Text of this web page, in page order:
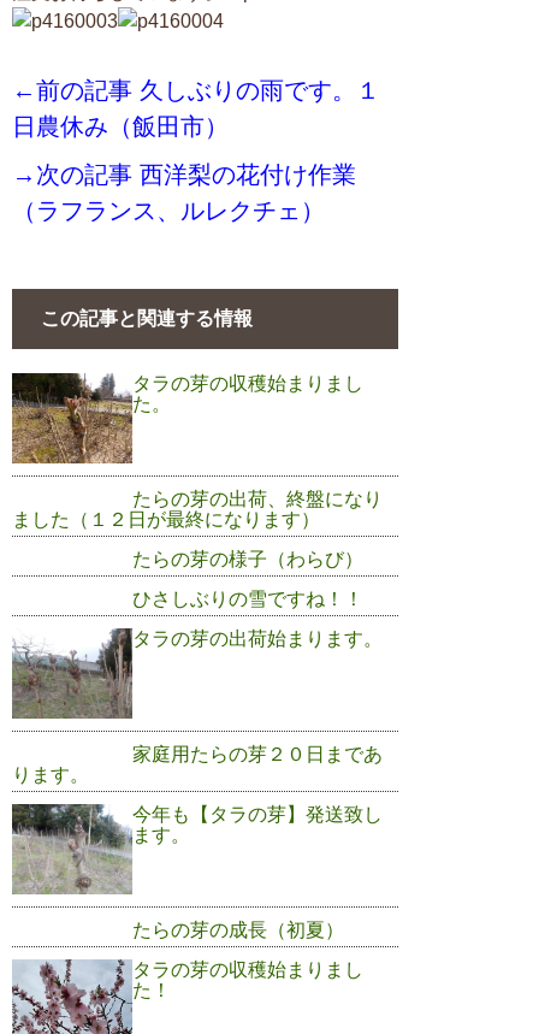
←前の記事 久しぶりの雨です。１
日農休み（飯田市）
→次の記事 西洋梨の花付け作業
（ラフランス、ルレクチェ）
この記事と関連する情報
タラの芽の収穫始まりまし
た。
たらの芽の出荷、終盤になり
ました（１２日が最終になります）
たらの芽の様子（わらび）
ひさしぶりの雪ですね！！
タラの芽の出荷始まります。
家庭用たらの芽２０日まであ
ります。
今年も【タラの芽】発送致し
ます。
たらの芽の成長（初夏）
タラの芽の収穫始まりまし
た！